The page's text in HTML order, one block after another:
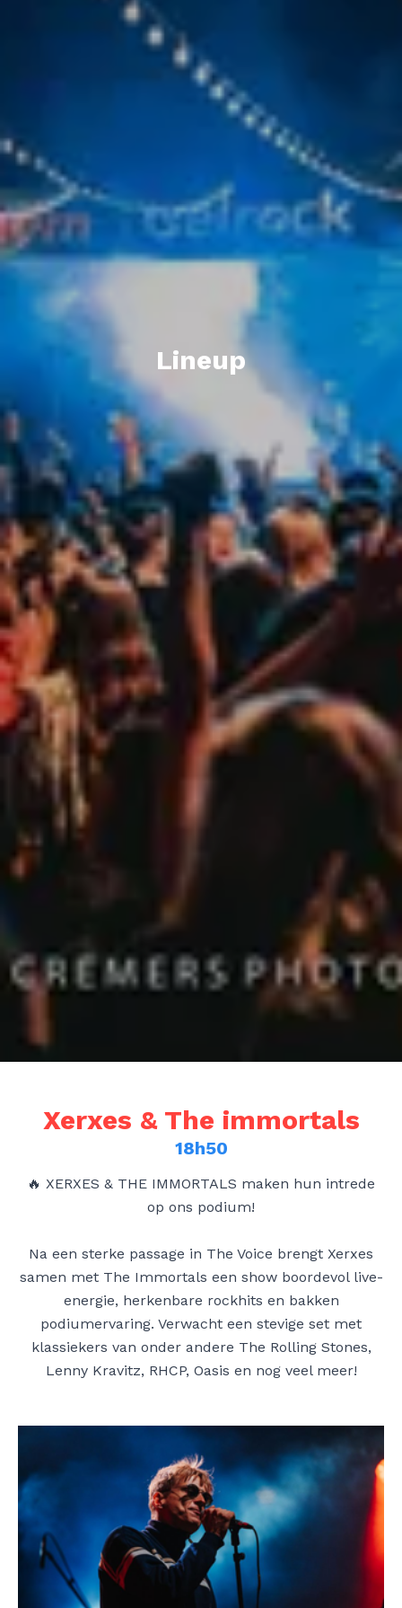
Lineup
Xerxes & The immortals
18h50
🔥 XERXES & THE IMMORTALS maken hun intrede
op ons podium!
Na een sterke passage in The Voice brengt Xerxes
samen met The Immortals een show boordevol live-
energie, herkenbare rockhits en bakken
podiumervaring. Verwacht een stevige set met
klassiekers van onder andere The Rolling Stones,
Lenny Kravitz, RHCP, Oasis en nog veel meer!